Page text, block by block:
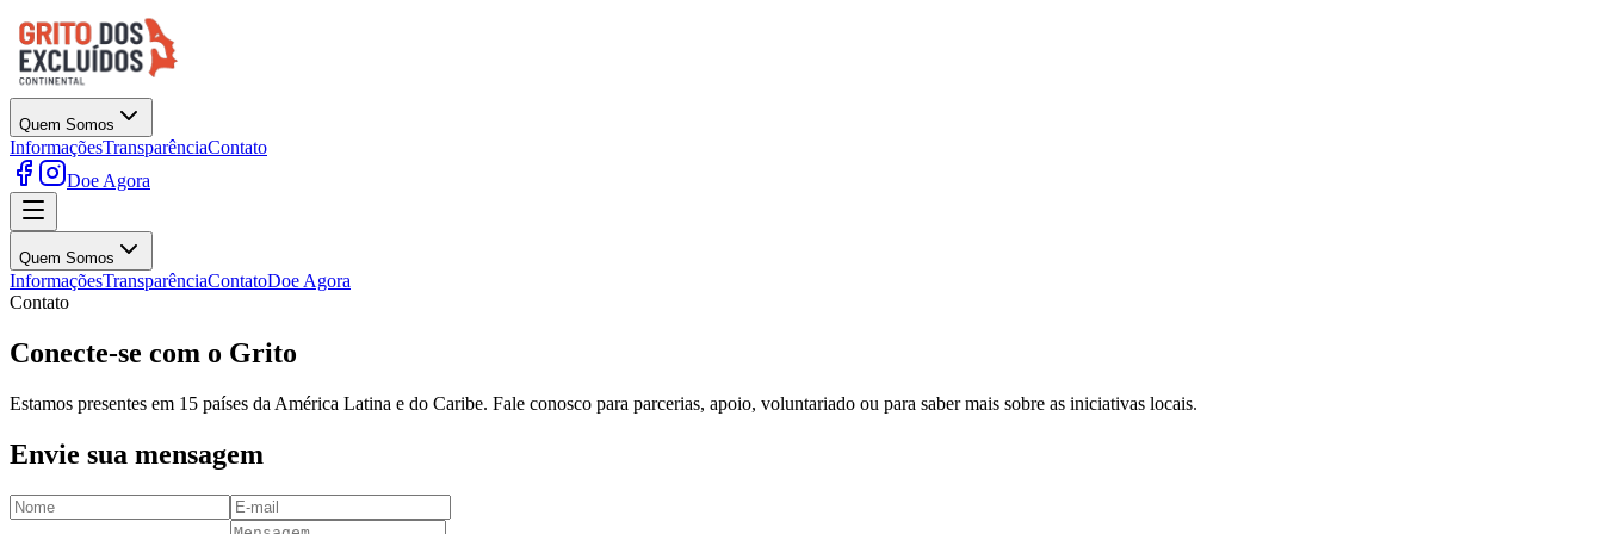
Quem Somos
InformaçõesTransparênciaContato
Doe Agora
Quem Somos
InformaçõesTransparênciaContatoDoe Agora
Contato
Conecte-se com o Grito
Estamos presentes em 15 países da América Latina e do Caribe. Fale conosco para parcerias, apoio, voluntariado ou para saber mais sobre as iniciativas locais.
Envie sua mensagem